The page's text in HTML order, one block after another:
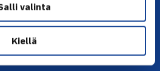
valinta
Kiellä
→
→